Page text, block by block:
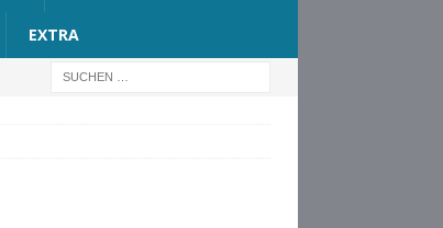
EXTRA